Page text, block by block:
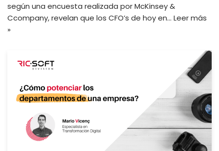
según una encuesta realizada por McKinsey &
Ccompany, revelan que los CFO’s de hoy en… Leer más
»